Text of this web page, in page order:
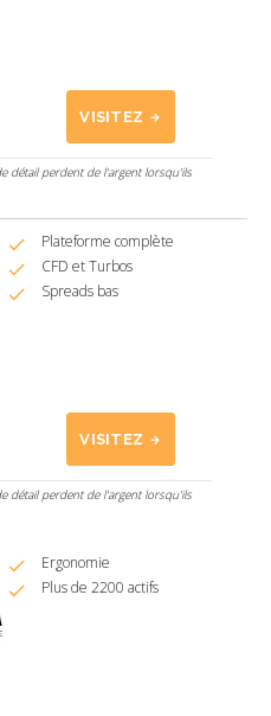
VISITEZ
détail perdent de l'argent lorsqu'ils
Plateforme complète
CFD et Turbos
Spreads bas
VISITEZ
détail perdent de l'argent lorsqu'ils
Ergonomie
Plus de 2200 actifs